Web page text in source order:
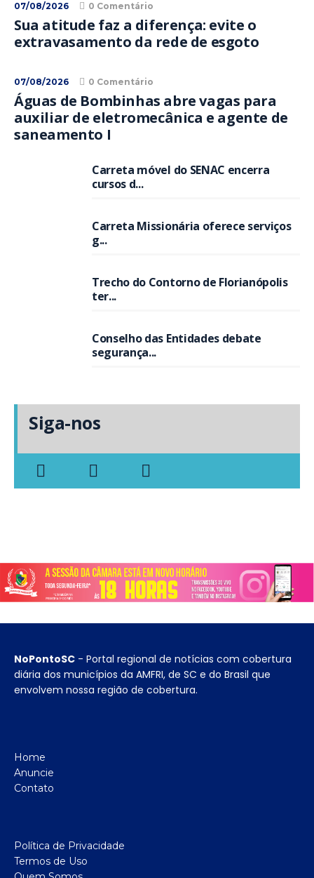
07/08/2026 0 Comentário
Sua atitude faz a diferença: evite o
extravasamento da rede de esgoto
07/08/2026 0 Comentário
Águas de Bombinhas abre vagas para
auxiliar de eletromecânica e agente de
saneamento I
Carreta móvel do SENAC encerra
cursos d...
Carreta Missionária oferece serviços
g...
Trecho do Contorno de Florianópolis
ter...
Conselho das Entidades debate
segurança...
Siga-nos
NoPontoSC - Portal regional de notícias com cobertura
diária dos municípios da AMFRI, de SC e do Brasil que
envolvem nossa região de cobertura.
Home
Anuncie
Contato
Política de Privacidade
Termos de Uso